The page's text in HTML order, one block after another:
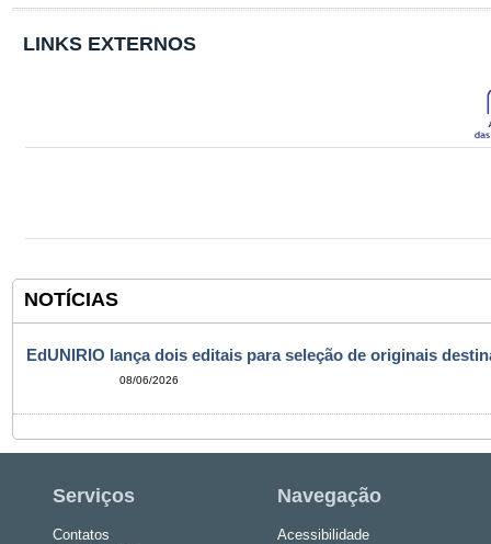
LINKS EXTERNOS
NOTÍCIAS
EdUNIRIO lança dois editais para seleção de originais
08/06/2026
Serviços
Contatos
Navegação
Acessibilidade